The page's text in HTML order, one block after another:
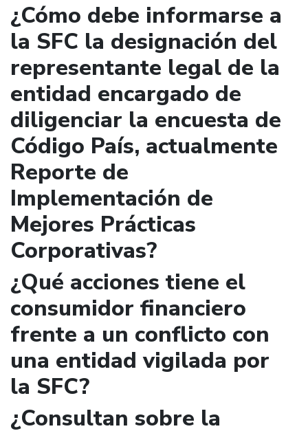
¿Cómo debe informarse a
la SFC la designación del
representante legal de la
entidad encargado de
diligenciar la encuesta de
Código País, actualmente
Reporte de
Implementación de
Mejores Prácticas
Corporativas?
¿Qué acciones tiene el
consumidor financiero
frente a un conflicto con
una entidad vigilada por
la SFC?
¿Consultan sobre la